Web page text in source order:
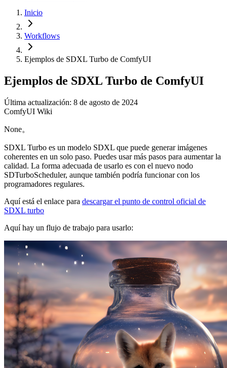
Inicio
Workflows
Ejemplos de SDXL Turbo de ComfyUI
Ejemplos de SDXL Turbo de ComfyUI
Última actualización: 8 de agosto de 2024
ComfyUI Wiki
None。
SDXL Turbo es un modelo SDXL que puede generar imágenes
coherentes en un solo paso. Puedes usar más pasos para aumentar la
calidad. La forma adecuada de usarlo es con el nuevo nodo
SDTurboScheduler, aunque también podría funcionar con los
programadores regulares.
Aquí está el enlace para descargar el punto de control oficial de
SDXL turbo
Aquí hay un flujo de trabajo para usarlo: